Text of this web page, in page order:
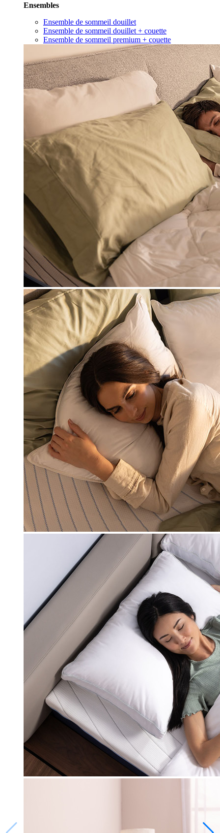
Ensembles
Ensemble de sommeil douillet
Ensemble de sommeil douillet + couette
Ensemble de sommeil premium + couette